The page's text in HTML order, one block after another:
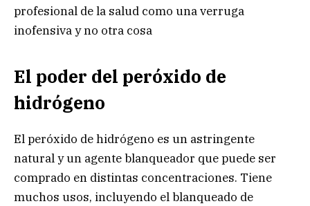
profesional de la salud como una verruga
inofensiva y no otra cosa
El poder del peróxido de
hidrógeno
El peróxido de hidrógeno es un astringente
natural y un agente blanqueador que puede ser
comprado en distintas concentraciones. Tiene
muchos usos, incluyendo el blanqueado de